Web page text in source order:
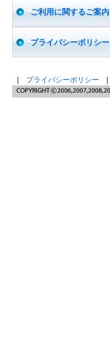
ご利用に関するご案内
プライバシーポリシー
プライバシーポリシー